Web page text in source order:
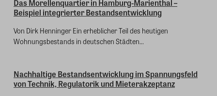
Das Morellenquartier in Hamburg-Marienthal –
Beispiel integrierter Bestandsentwicklung
Von Dirk Henninger Ein erheblicher Teil des heutigen
Wohnungsbestands in deutschen Städten...
Nachhaltige Bestandsentwicklung im Spannungsfeld
von Technik, Regulatorik und Mieterakzeptanz